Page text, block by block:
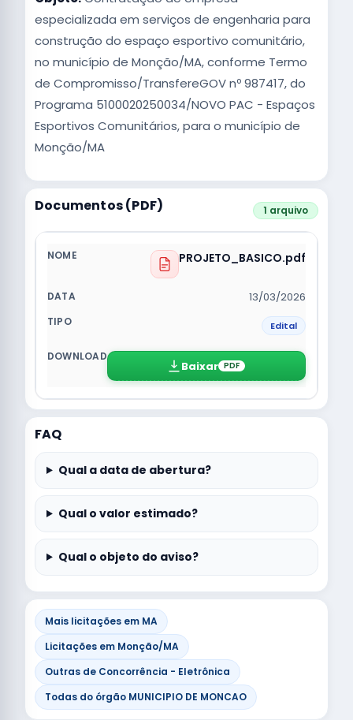
especializada em serviços de engenharia para
construção do espaço esportivo comunitário,
no município de Monção/MA, conforme Termo
de Compromisso/TransfereGOV nº 987417, do
Programa 5100020250034/NOVO PAC - Espaços
Esportivos Comunitários, para o município de
Monção/MA
Documentos (PDF) 1 arquivo
PROJETO_BASICO.pdf
13/03/2026
Edital
Baixar PDF
FAQ
Qual a data de abertura?
Qual o valor estimado?
Qual o objeto do aviso?
Mais licitações em MA
Licitações em Monção/MA
Outras de Concorrência - Eletrônica
Todas do órgão MUNICIPIO DE MONCAO